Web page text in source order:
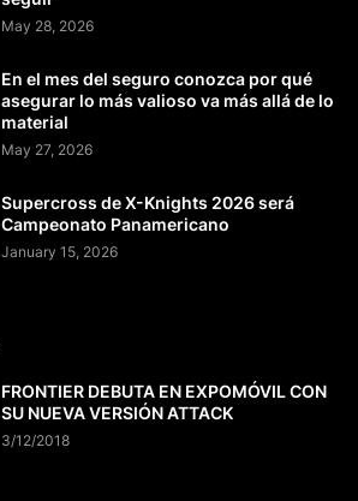
May 28, 2026
En el mes del seguro conozca por qué
asegurar lo más valioso va más allá de lo
material
May 27, 2026
Supercross de X-Knights 2026 será
Campeonato Panamericano
January 15, 2026
FRONTIER DEBUTA EN EXPOMÓVIL CON
SU NUEVA VERSIÓN ATTACK
3/12/2018